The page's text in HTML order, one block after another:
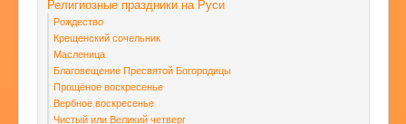
Религиозные праздники на Руси
Рождество
Крещенский сочельник
Масленица
Благовещение Пресвятой Богородицы
Прощёное воскресенье
Вербное воскресенье
Чистый или Великий четверг